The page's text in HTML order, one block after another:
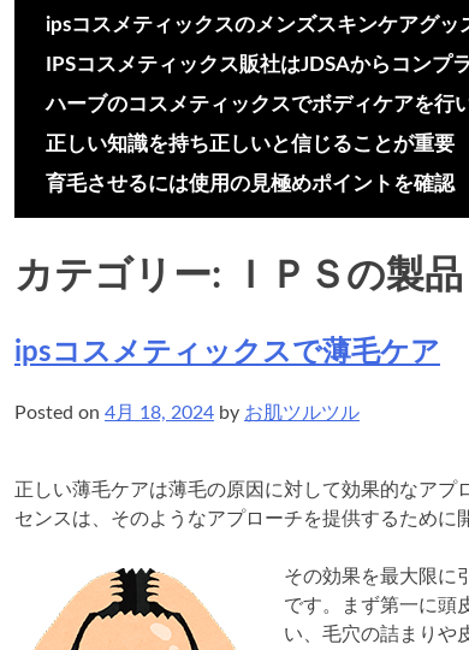
ipsコスメティックスのメンズスキンケアグッ
IPSコスメティックス販社はJDSAからコン
ハーブのコスメティックスでボディケアを行
正しい知識を持ち正しいと信じることが重要
育毛させるには使用の見極めポイントを確認
カテゴリー: ＩＰＳの製品
ipsコスメティックスで薄毛ケア
Posted on 4月 18, 2024 by お肌ツルツル
正しい薄毛ケアは薄毛の原因に対して効果的なアプ
センスは、そのようなアプローチを提供するために
その効果を最大限に
です。まず第一に頭
い、毛穴の詰まりや